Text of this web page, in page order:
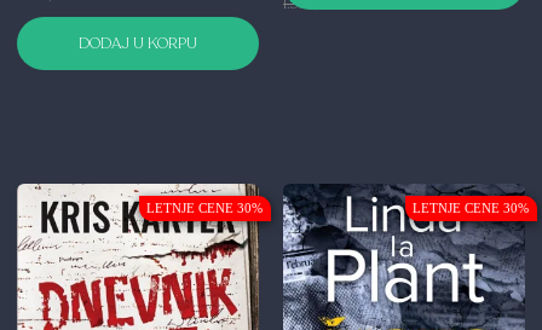
DODAJ U KORPU
LETNJE CENE 30% LETNJE CENE 30%